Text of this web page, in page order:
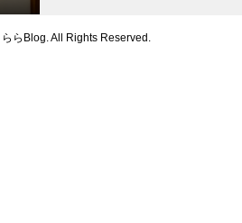
らBlog. All Rights Reserved.